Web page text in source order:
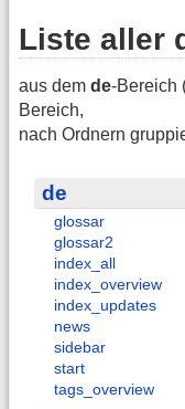
Liste aller
aus dem de-Bereich
Bereich,
nach Ordnern
de
glossar
glossar2
index_all
index_overview
index_updates
news
sidebar
start
tags_overview